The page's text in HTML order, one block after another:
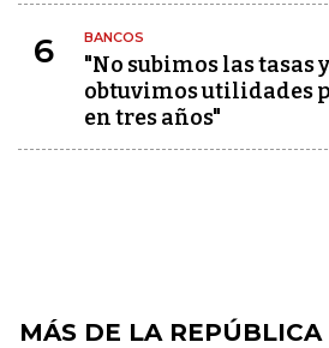
6 BANCOS
"No subimos las tasas
obtuvimos utilidades
en tres años"
MÁS DE LA REPÚBLICA